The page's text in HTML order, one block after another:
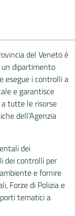
del Veneto è
dipartimento
esegue i controlli a
e garantisce
a tutte le risorse
dell’Agenzia
dei
dei controlli per
e fornire
Forze di Polizia e
tematici a